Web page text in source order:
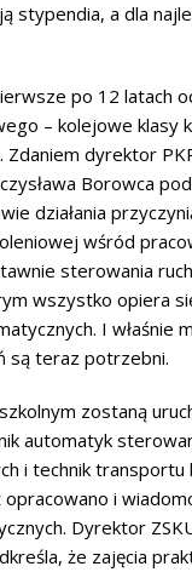
stypendia, a dla
po 12 latach
– kolejowe klasy
dyrektor
Borowca
działania
wśród
sterowania
wszystko opiera
I właśnie
są teraz potrzebni.
zostaną
automatyk
i technik transportu
opracowano i
Dyrektor
że zajęcia